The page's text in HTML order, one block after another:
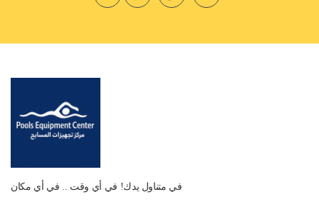
في متناول يدك! في أي وقت .. في أي مكان